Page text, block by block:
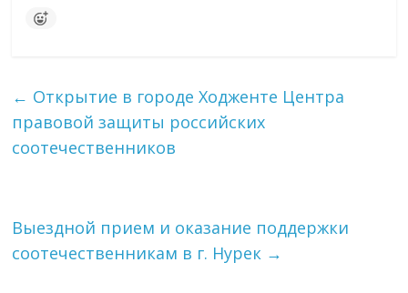
← Открытие в городе Ходженте Центра
правовой защиты российских
соотечественников
Выездной прием и оказание поддержки
соотечественникам в г. Нурек →